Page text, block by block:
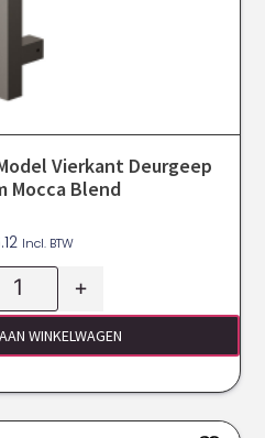
Vierkant Deurgeep
Mocca Blend
Incl. BTW
+
WINKELWAGEN